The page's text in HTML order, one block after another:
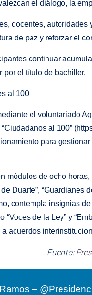
el diálogo, la
docentes,
de paz y reforzar el
continuar
por el título de bachiller.
al 100
el voluntariado
al 100”
para
módulos de ocho horas,
Duarte”, “Guardianes
contempla insignias
“Voces de la Ley” y
acuerdos
Fuente:
–